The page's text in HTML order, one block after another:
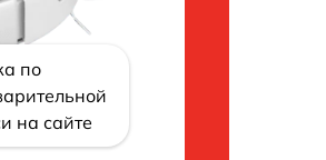
по
на сайте